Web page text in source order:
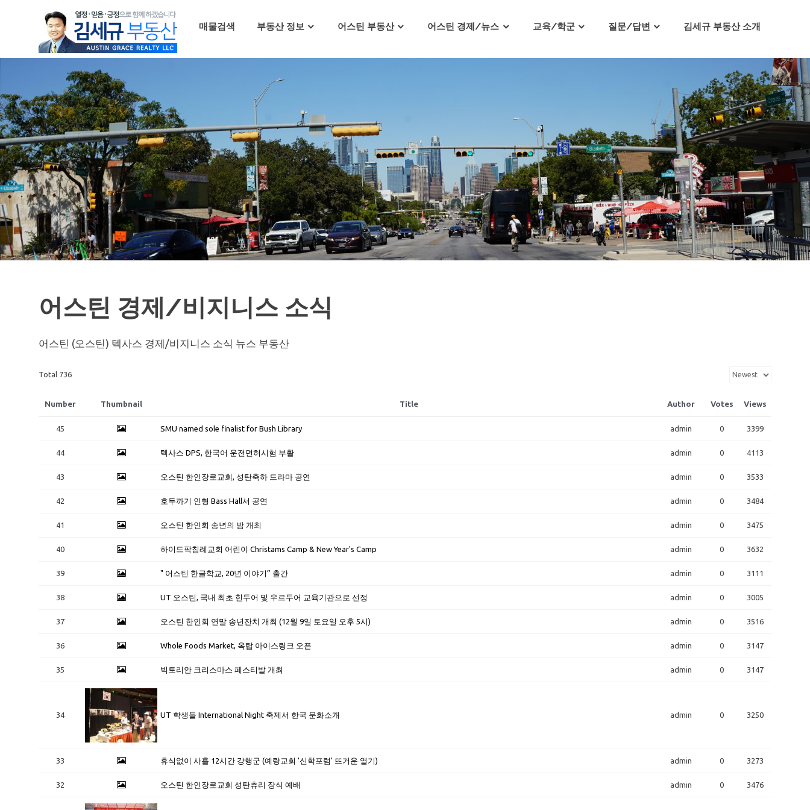
매물검색 부동산 정보 어스틴 부동산 어스틴 경제/뉴스 교육/학군 질문/답변 김세규 부동산 소개
어스틴 경제/비지니스 소식
어스틴 (오스틴) 텍사스 경제/비지니스 소식 뉴스 부동산
Total 736
Number Thumbnail Title Author Votes Views
45 SMU named sole finalist for Bush Library admin 0 3399
44 텍사스 DPS, 한국어 운전면허시험 부활 admin 0 4113
43 오스틴 한인장로교회, 성탄축하 드라마 공연 admin 0 3533
42 호두까기 인형 Bass Hall서 공연 admin 0 3484
41 오스틴 한인회 송년의 밤 개최 admin 0 3475
40 하이드팍침례교회 어린이 Christams Camp & New Year's Camp admin 0 3632
39 " 어스틴 한글학교, 20년 이야기” 출간 admin 0 3111
38 UT 오스틴, 국내 최초 힌두어 및 우르두어 교육기관으로 선정 admin 0 3005
37 오스틴 한인회 연말 송년잔치 개최 (12월 9일 토요일 오후 5시) admin 0 3516
36 Whole Foods Market, 옥탑 아이스링크 오픈 admin 0 3147
35 빅토리안 크리스마스 페스티발 개최 admin 0 3147
34 UT 학생들 International Night 축제서 한국 문화소개 admin 0 3250
33 휴식없이 사흘 12시간 강행군 (예랑교회 '신학포럼' 뜨거운 열기) admin 0 3273
32 오스틴 한인장로교회 성탄츄리 장식 예배 admin 0 3476